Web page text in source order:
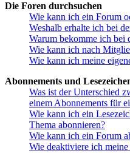
Die Foren durchsuchen
Wie kann ich ein Forum
Weshalb erhalte ich bei
Warum bekomme ich bei
Wie kann ich nach
Wie kann ich meine
Abonnements und
Was ist der Unterschied
einem Abonnements für
Wie kann ich ein
Thema abonnieren?
Wie kann ich ein Forum
Wie deaktiviere ich